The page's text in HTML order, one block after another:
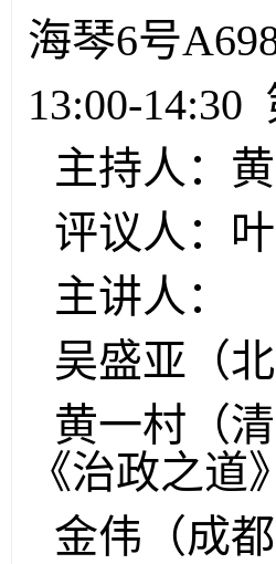
海琴6号
13:00-14:30
主持人：
评议人：
主讲人：
吴盛亚（
黄一村（
《治政之
金伟（成